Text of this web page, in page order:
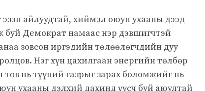
айлуудтай, хиймэл оюун ухааны дээд
Демократ намаас нэр дэвшигчтэй
зовсон иргэдийн төлөөлөгчдийн дуу
Нэг хүн цахилгаан энергийн төлбөр
нь түүний газрыг зарах боломжийг нь
ухааны дэлхий дахинд үүсч буй аюултай